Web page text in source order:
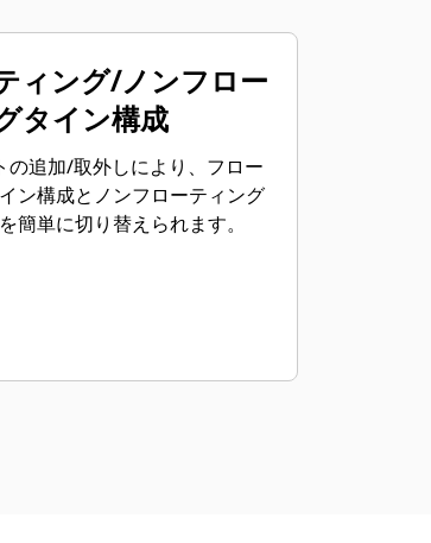
ィング/ノンフロー
タイン構成
の追加/取外しにより、フロー
ン構成とノンフローティング
簡単に切り替えられます。